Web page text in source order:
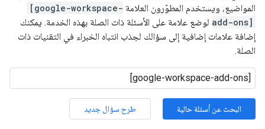
المواضيع، ويستخدم المطوّرون العلامة [google-workspace-
add-ons] لوضع علامة على الأسئلة ذات الصلة بهذه الخدمة. يمكنك
إضافة علامات إضافية إلى سؤالك لجذب انتباه الخبراء في التقنيات ذات
الصلة.
البحث عن أسئلة حالية طرح سؤال جديد